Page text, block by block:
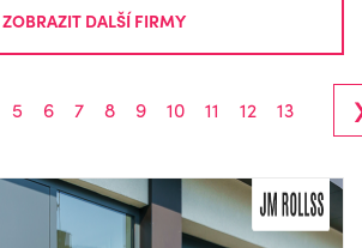
ZOBRAZIT DALŠÍ FIRMY
5 6 7 8 9 10 11 12 13